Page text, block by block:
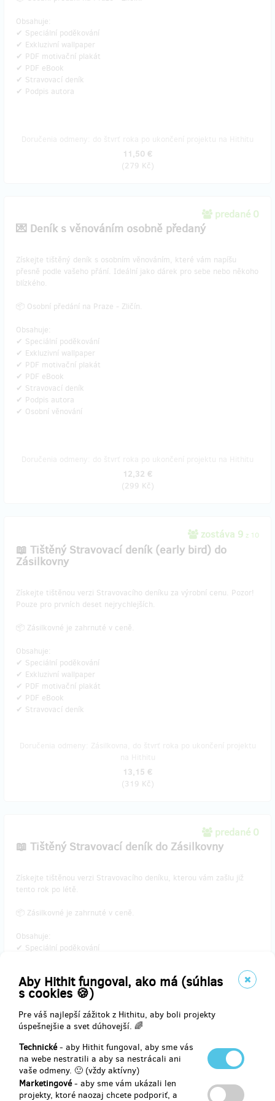
Aby Hithit fungoval, ako má (súhlas
s cookies 🍪)
Pre váš najlepší zážitok z Hithitu, aby boli projekty
úspešnejšie a svet dúhovejší. 🌈
Technické- aby Hithit fungoval, aby sme vás
na webe nestratili a aby sa nestrácali ani
vaše odmeny. 🙂 (vždy aktívny)
Marketingové- aby sme vám ukázali len
projekty, ktoré naozaj chcete podporiť, a
Obsahuje:
✔ Speciální poděkování
✔ Exkluzivní wallpaper
✔ PDF motivační plakát
✔ PDF eBook
✔ Stravovací deník
✔ Podpis autora
11,50 €
(279 Kč)
predané 0
💌 Deník s věnováním osobně předaný
​Získejte tištěný deník s osobním věnováním, které vám napíšu
přesně podle vašeho přání. Ideální jako dárek pro sebe nebo někoho
blízkého.
📦 Osobní předání na Praze - Zličín.
Obsahuje:
✔ Speciální poděkování
✔ Exkluzivní wallpaper
✔ PDF motivační plakát
✔ PDF eBook
✔ Stravovací deník
✔ Podpis autora
✔ Osobní věnování
12,32 €
(299 Kč)
zostáva 9 z 10
📖 Tištěný Stravovací deník (early bird) do
Zásilkovny
​Získejte tištěnou verzi Stravovacího deníku za výrobní cenu. Pozor!
Pouze pro prvních deset nejrychlejších.
📦 Zásilkovné je zahrnuté v ceně.
Obsahuje:
✔ Speciální poděkování
✔ Exkluzivní wallpaper
✔ PDF motivační plakát
✔ PDF eBook
✔ Stravovací deník
13,15 €
(319 Kč)
predané 0
📖 Tištěný Stravovací deník do Zásilkovny
​Získejte tištěnou verzi Stravovacího deníku, kterou vám zašlu již
tento rok po létě.
📦 Zásilkovné je zahrnuté v ceně.
Obsahuje:
✔ Speciální poděkování
✔ PDF eBook
✔ Stravovací deník
Doručenia odmeny: Zásilkovna, do štvrť roka po ukončení projektu
na Hithitu
14,79 €
(359 Kč